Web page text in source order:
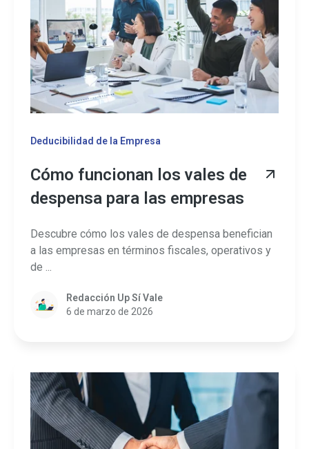
Deducibilidad de la Empresa
Cómo funcionan los vales de
despensa para las empresas
Descubre cómo los vales de despensa benefician
a las empresas en términos fiscales, operativos y
de ...
Redacción Up Sí Vale
6 de marzo de 2026